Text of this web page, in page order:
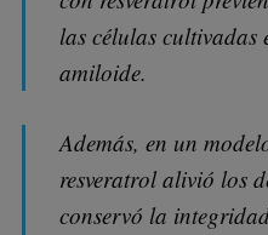
las células cultivadas
amiloide.
Además, en un
resveratrol alivió los
conservó la